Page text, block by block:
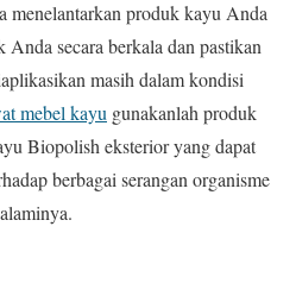
menelantarkan produk kayu Anda
secara berkala dan pastikan
masih dalam kondisi
mebel kayu gunakanlah produk
Biopolish eksterior yang dapat
berbagai serangan organisme